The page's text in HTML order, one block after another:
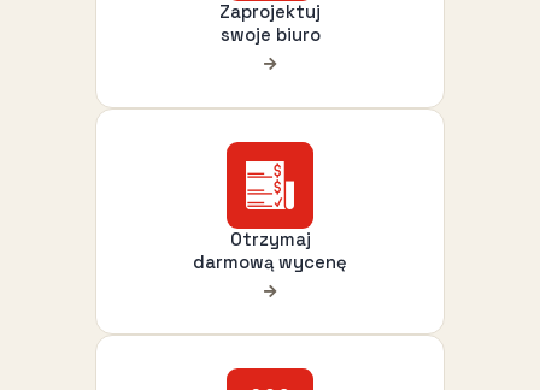
Zaprojektuj
swoje biuro
Otrzymaj
darmową wycenę